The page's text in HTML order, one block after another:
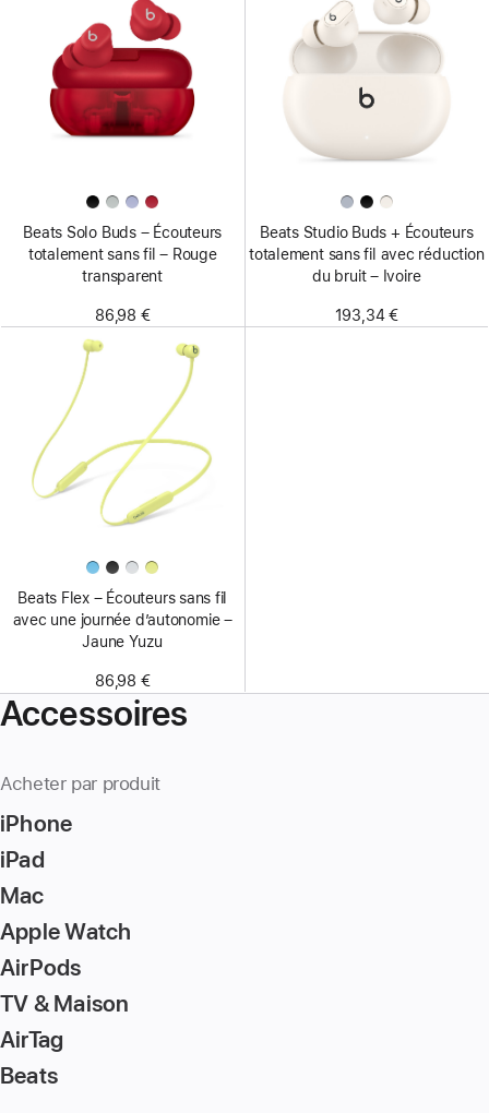
Beats Solo Buds – Écouteurs
totalement sans fil – Rouge
transparent
86,98 €
Beats Studio Buds + Écouteurs
totalement sans fil avec réduction
du bruit – Ivoire
193,34 €
Beats Flex – Écouteurs sans fil
avec une journée d’autonomie –
Jaune Yuzu
86,98 €
Accessoires
Acheter par produit
iPhone
iPad
Mac
Apple Watch
AirPods
TV & Maison
AirTag
Beats